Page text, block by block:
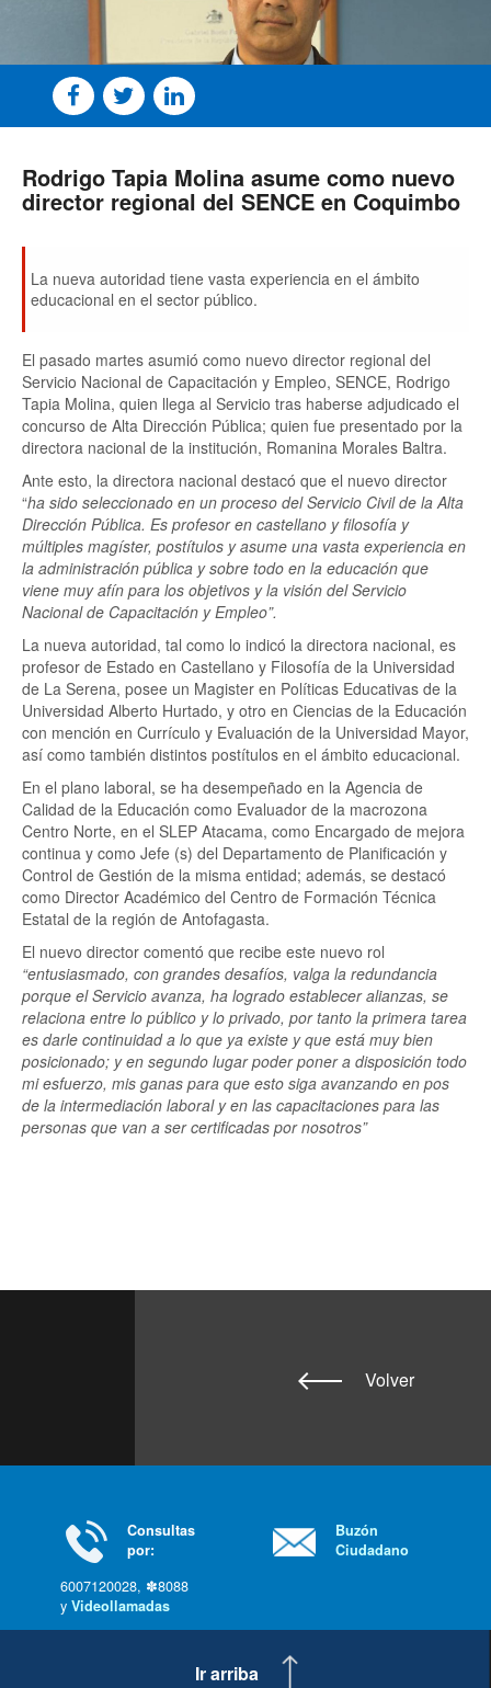
Rodrigo Tapia Molina asume como nuevo
director regional del SENCE en Coquimbo
La nueva autoridad tiene vasta experiencia en el ámbito
educacional en el sector público.
El pasado martes asumió como nuevo director regional del
Servicio Nacional de Capacitación y Empleo, SENCE, Rodrigo
Tapia Molina, quien llega al Servicio tras haberse adjudicado el
concurso de Alta Dirección Pública; quien fue presentado por la
directora nacional de la institución, Romanina Morales Baltra.
Ante esto, la directora nacional destacó que el nuevo director
“ha sido seleccionado en un proceso del Servicio Civil de la Alta
Dirección Pública. Es profesor en castellano y filosofía y
múltiples magíster, postítulos y asume una vasta experiencia en
la administración pública y sobre todo en la educación que
viene muy afín para los objetivos y la visión del Servicio
Nacional de Capacitación y Empleo”.
La nueva autoridad, tal como lo indicó la directora nacional, es
profesor de Estado en Castellano y Filosofía de la Universidad
de La Serena, posee un Magister en Políticas Educativas de la
Universidad Alberto Hurtado, y otro en Ciencias de la Educación
con mención en Currículo y Evaluación de la Universidad Mayor,
así como también distintos postítulos en el ámbito educacional.
En el plano laboral, se ha desempeñado en la Agencia de
Calidad de la Educación como Evaluador de la macrozona
Centro Norte, en el SLEP Atacama, como Encargado de mejora
continua y como Jefe (s) del Departamento de Planificación y
Control de Gestión de la misma entidad; además, se destacó
como Director Académico del Centro de Formación Técnica
Estatal de la región de Antofagasta.
El nuevo director comentó que recibe este nuevo rol
“entusiasmado, con grandes desafíos, valga la redundancia
porque el Servicio avanza, ha logrado establecer alianzas, se
relaciona entre lo público y lo privado, por tanto la primera tarea
es darle continuidad a lo que ya existe y que está muy bien
posicionado; y en segundo lugar poder poner a disposición todo
mi esfuerzo, mis ganas para que esto siga avanzando en pos
de la intermediación laboral y en las capacitaciones para las
personas que van a ser certificadas por nosotros”
Volver
Consultas
por:
6007120028, ✽8088
y Videollamadas
Buzón
Ciudadano
Ir arriba